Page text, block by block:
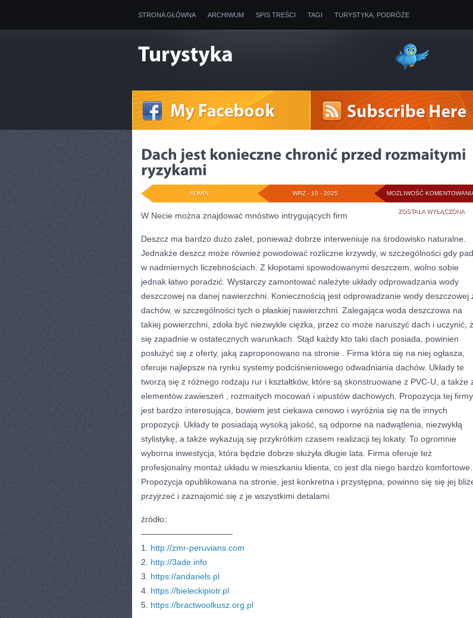
STRONA GŁÓWNA ARCHIWUM SPIS TREŚCI TAGI TURYSTYKA, PODRÓŻE
MOŻLIWOŚĆ
ZOSTAŁA WYŁĄCZONA
WRZ - 10 - 2025
ADMIN
W Necie można znajdować mnóstwo intrygujących firm
Deszcz ma bardzo dużo zalet, ponieważ dobrze interweniuje na środowisko naturalne.
Jednakże deszcz może również powodować rozliczne krzywdy, w szczególności gdy
w nadmiernych liczebnościach. Z kłopotami spowodowanymi deszczem, wolno sobie
jednak łatwo poradzić. Wystarczy zamontować należyte układy odprowadzania wody
deszczowej na danej nawierzchni. Koniecznością jest odprowadzanie wody deszczowej
dachów, w szczególności tych o płaskiej nawierzchni. Zalegająca woda deszczowa na
takiej powierzchni, zdoła być niezwykle ciężka, przez co może naruszyć dach i uczynić,
się zapadnie w ostatecznych warunkach. Stąd każdy kto taki dach posiada, powinien
posłużyć się z oferty, jaką zaproponowano na stronie
. Firma która się na niej ogłasza,
oferuje najlepsze na rynku systemy podciśnieniowego odwadniania dachów. Układy te
tworzą się z różnego rodzaju rur i kształtków, które są skonstruowane z PVC-U, a także
elementów zawieszeń , rozmaitych mocowań i wpustów dachowych. Propozycja tej firmy
jest bardzo interesująca, bowiem jest ciekawa cenowo i wyróżnia się na tle innych
propozycji. Układy te posiadają wysoką jakość, są odporne na nadwątlenia, niezwykłą
stylistykę, a także wykazują się przykrótkim czasem realizacji tej lokaty. To ogromnie
wyborna inwestycja, która będzie dobrze służyła długie lata. Firma oferuje też
profesjonalny montaż układu w mieszkaniu klienta, co jest dla niego bardzo komfortowe.
Propozycja opublikowana na stronie, jest konkretna i przystępna, powinno się się jej
przyjrzeć i zaznajomić się z je wszystkimi detalami.
źródło:
———————————
1. http://zmr-peruvians.com
2. http://3ade.info
3. https://andariels.pl
4. https://bieleckipiotr.pl
5. https://bractwoolkusz.org.pl